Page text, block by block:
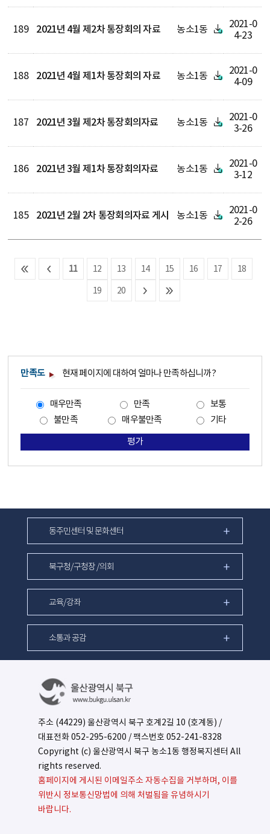
189 2021년 4월 제2차 통장회의 자료 농소1동
2021-0
4-23
188 2021년 4월 제1차 통장회의 자료 농소1동
2021-0
4-09
187 2021년 3월 제2차 통장회의자료 농소1동
2021-0
3-26
186 2021년 3월 제1차 통장회의자료 농소1동
2021-0
3-12
185 2021년 2월 2차 통장회의자료 게시 농소1동
2021-0
2-26
11 12 13 14 15 16 17 18
19 20
만족도 현재 페이지에 대하여 얼마나 만족하십니까?
매우만족 만족
보통
불만족
매우불만족 기타
평가
동주민센터 및 문화센터
북구청/구청장 /의회
교육/강좌
소통과 공감
주소 (44229) 울산광역시 북구 호계2길 10 (호계동) /
대표전화052-295-6200 / 팩스번호 052-241-8328
Copyright (c) 울산광역시 북구 농소1동 행정복지센터 All
rights reserved.
홈페이지에 게시된 이메일주소 자동수집을 거부하며, 이를
위반시 정보통신망법에 의해 처벌됨을 유념하시기
바랍니다.